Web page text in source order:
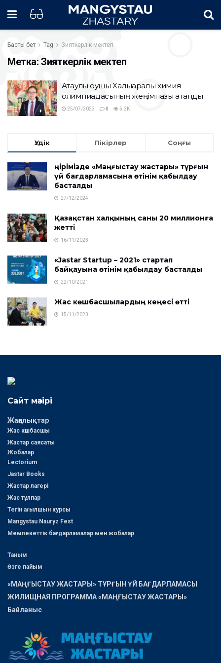
Басты бет Tag Зияткерлік мектеп
Метка:Зияткерлік мектеп
Ақтаулық оқушы Халықаралық химия
олимпиадасының жеңімпазы атанды
25/07/2023 0 5.2K
Үздік Пікірлер Соңғы
Өңірімізде «Маңғыстау жастары» тұрғын
үй бағдарламасына өтінім қабылдау
басталды
27/12/2024
Қазақстан халқының саны 20 миллионға
жетті
16/11/2023
«Jastar Startup – 2021» стартап
байқауына өтінім қабылдау басталды
22/10/2021
Жас көшбасшылардың кеңесі өтті
15/11/2023
Сайт мәзірі
Жаңалықтар
Жас көшбасшы
Жастар саясаты
Жобалар
Lectorium
Jastar Books
Жастар лагері
Жас тұлпар
Тегін ағылшын курсы
Mangystau Nauryz Fest
Мемлекеттік бағдарламалар мен жобалар
Таным
Өзге пайым
«МАҢҒЫСТАУ ЖАСТАРЫ» ТҰРҒЫН ҮЙ БАҒДАРЛАМАСЫ
ЖИЛИЩНАЯ ПРОГРАММА «МАҢҒЫСТАУ ЖАСТАРЫ»
Байланыс